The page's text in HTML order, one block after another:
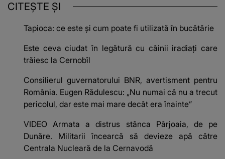
CITEȘTE ȘI
Tapioca: ce este și cum poate fi utilizată în bucătărie
Este ceva ciudat în legătură cu câinii iradiați care
trăiesc la Cernobîl
Consilierul guvernatorului BNR, avertisment pentru
România. Eugen Rădulescu: „Nu numai că nu a trecut
pericolul, dar este mai mare decât era înainte”
VIDEO Armata a distrus stânca Pârjoaia, de pe
Dunăre. Militarii încearcă să devieze apă către
Centrala Nucleară de la Cernavodă